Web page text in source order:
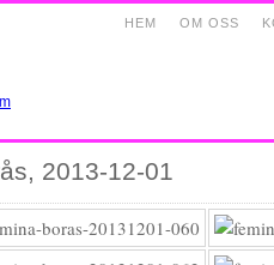
OM OSS
HEM
2013-12-01